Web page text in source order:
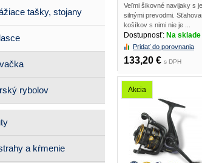
Veľmi šikovné navijaky s
silnými prevodmi.
košíkov s nimi nie je ...
Dostupnosť: Na sklade
Pridať do porovnania
133,20 € s DPH
Akcia
tašky, stojany
rybolov
a kŕmenie